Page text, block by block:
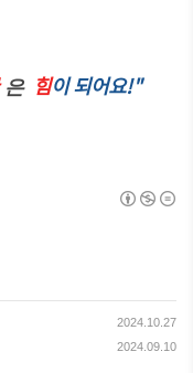
은 힘이 되어요!"
2024.10.27
2024.09.10